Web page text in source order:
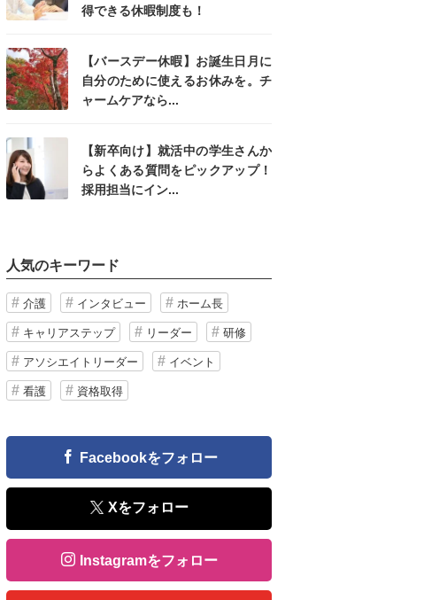
得できる休暇制度も！
【バースデー休暇】お誕生日月に
自分のために使えるお休みを。チ
ャームケアなら...
【新卒向け】就活中の学生さんか
らよくある質問をピックアップ！
採用担当にイン...
人気のキーワード
介護 インタビュー ホーム長
キャリアステップ リーダー 研修
アソシエイトリーダー イベント
看護 資格取得
Facebookをフォロー
Xをフォロー
Instagramをフォロー